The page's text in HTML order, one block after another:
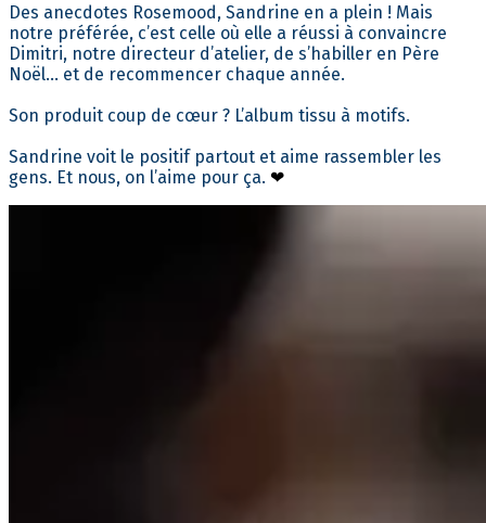
Des anecdotes Rosemood, Sandrine en a plein ! Mais
notre préférée, c’est celle où elle a réussi à convaincre
Dimitri, notre directeur d’atelier, de s’habiller en Père
Noël… et de recommencer chaque année.
Son produit coup de cœur ? L’album tissu à motifs.
Sandrine voit le positif partout et aime rassembler les
gens. Et nous, on l’aime pour ça. ❤